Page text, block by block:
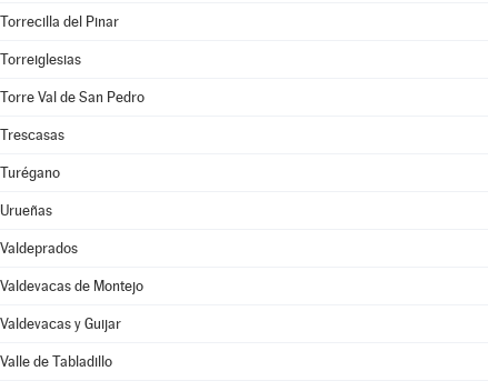
Torrecilla del Pinar
Torreiglesias
Torre Val de San Pedro
Trescasas
Turégano
Urueñas
Valdeprados
Valdevacas de Montejo
Valdevacas y Guijar
Valle de Tabladillo